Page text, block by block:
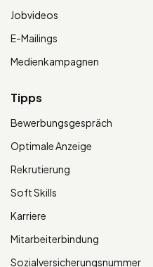
Jobvideos
E-Mailings
Medienkampagnen
Tipps
Bewerbungsgespräch
Optimale Anzeige
Rekrutierung
Soft Skills
Karriere
Mitarbeiterbindung
Sozialversicherungsnummer